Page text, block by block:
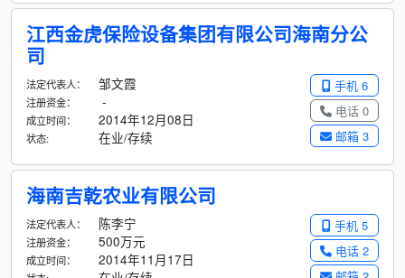
江西金虎保险设备集团有限公司海南分公
司
手机 6
电话 0
邮箱 3
法定代表人： 邹文霞
注册资金： -
成立时间： 2014年12月08日
状态: 在业/存续
海南吉乾农业有限公司
手机 5
电话 2
法定代表人： 陈李宁
注册资金： 500万元
成立时间： 2014年11月17日